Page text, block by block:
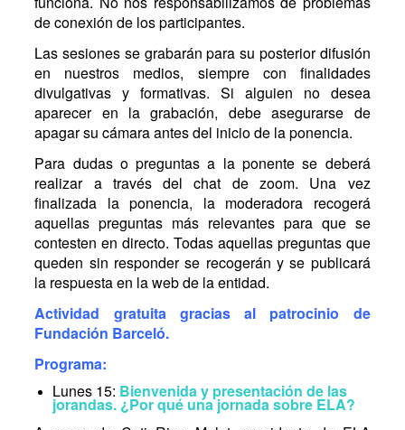
de conexión de los participantes.
Las sesiones se grabarán para su posterior difusión
en nuestros medios, siempre con finalidades
divulgativas y formativas. Si alguien no desea
aparecer en la grabación, debe asegurarse de
apagar su cámara antes del inicio de la ponencia.
Para dudas o preguntas a la ponente se deberá
realizar a través del chat de zoom. Una vez
finalizada la ponencia, la moderadora recogerá
aquellas preguntas más relevantes para que se
contesten en directo. Todas aquellas preguntas que
queden sin responder se recogerán y se publicará
la respuesta en la web de la entidad.
Actividad gratuita gracias al patrocinio de
Fundación Barceló.
Programa:
Lunes 15: Bienvenida y presentación de las
jorandas. ¿Por qué una jornada sobre ELA?